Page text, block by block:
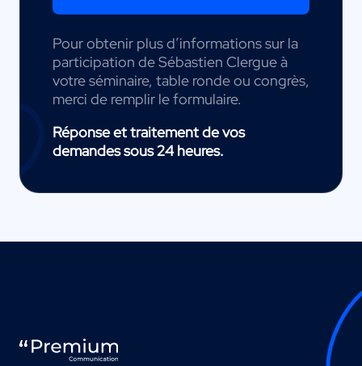
Pour obtenir plus d’informations sur la
participation de Sébastien Clergue à
votre séminaire, table ronde ou congrès,
merci de remplir le formulaire.
Réponse et traitement de vos
demandes sous 24 heures.